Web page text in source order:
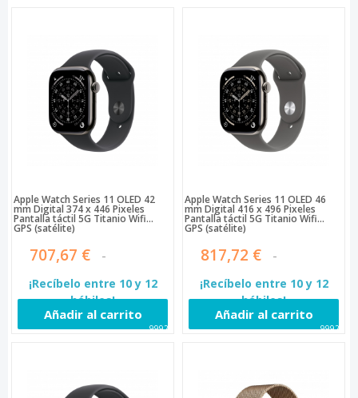
Apple Watch Series 11 OLED 42
mm Digital 374 x 446 Pixeles
Pantalla táctil 5G Titanio Wifi
GPS (satélite)
707,67 €
¡Recíbelo entre 10 y 12
hábiles!
Añadir al carrito
99926
Apple Watch Series 11 OLED 46
mm Digital 416 x 496 Pixeles
Pantalla táctil 5G Titanio Wifi
GPS (satélite)
817,72 €
¡Recíbelo entre 10 y 12
hábiles!
Añadir al carrito
99920